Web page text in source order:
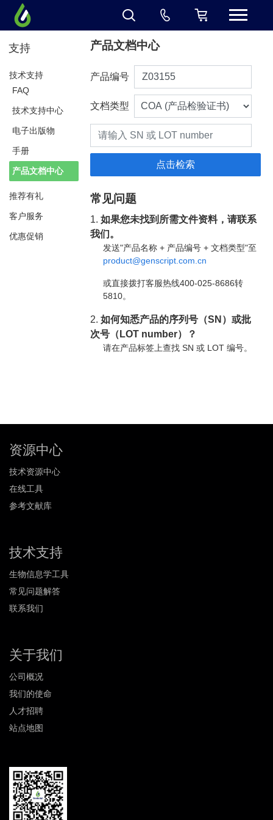
支持
技术支持
FAQ
技术支持中心
电子出版物
手册
产品文档中心
推荐有礼
客户服务
优惠促销
产品文档中心
产品编号
文档类型
常见问题
1.如果您未找到所需文件资料，请联系
我们。
发送"产品名称 + 产品编号 + 文档类型"至
product@genscript.com.cn
或直接拨打客服热线400-025-8686转
5810。
2.如何知悉产品的序列号（SN）或批
次号（LOT number）？
请在产品标签上查找 SN 或 LOT 编号。
资源中心
技术资源中心
在线工具
参考文献库
技术支持
生物信息学工具
常见问题解答
联系我们
关于我们
公司概况
我们的使命
人才招聘
站点地图